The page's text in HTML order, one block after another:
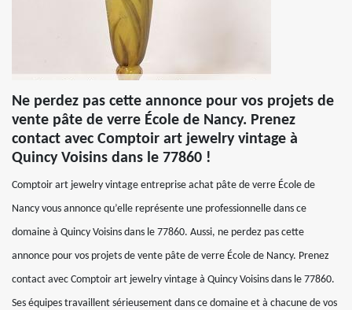
Ne perdez pas cette annonce pour vos projets de
vente pâte de verre École de Nancy. Prenez
contact avec Comptoir art jewelry vintage à
Quincy Voisins dans le 77860 !
Comptoir art jewelry vintage entreprise achat pâte de verre École de
Nancy vous annonce qu’elle représente une professionnelle dans ce
domaine à Quincy Voisins dans le 77860. Aussi, ne perdez pas cette
annonce pour vos projets de vente pâte de verre École de Nancy. Prenez
contact avec Comptoir art jewelry vintage à Quincy Voisins dans le 77860.
Ses équipes travaillent sérieusement dans ce domaine et à chacune de vos